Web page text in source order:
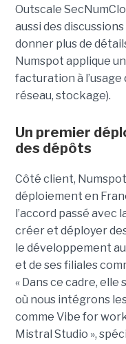
Outscale
aussi des
donner plus de
Numspot applique
facturation à l’usage
réseau, stockage).
Un premier
des dépôts
Côté client,
déploiement en
l’accord passé avec
créer et déployer
le développement
et de ses filiales
« Dans ce cadre,
où nous intégrons
comme Vibe for
Mistral Studio »,